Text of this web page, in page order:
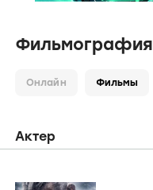
Фильмография
Онлайн Фильмы
Актер